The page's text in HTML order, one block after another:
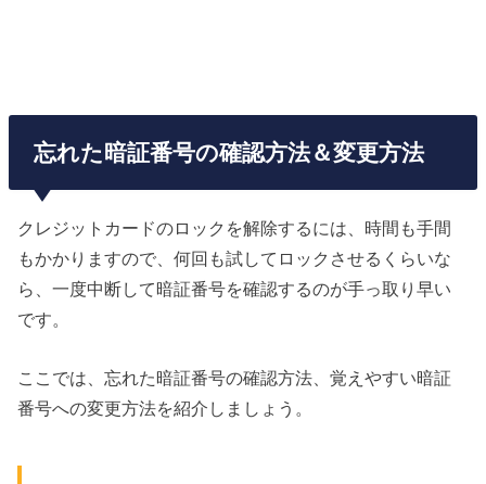
忘れた暗証番号の確認方法＆変更方法
クレジットカードのロックを解除するには、時間も手間
もかかりますので、何回も試してロックさせるくらいな
ら、一度中断して暗証番号を確認するのが手っ取り早い
です。
ここでは、忘れた暗証番号の確認方法、覚えやすい暗証
番号への変更方法を紹介しましょう。